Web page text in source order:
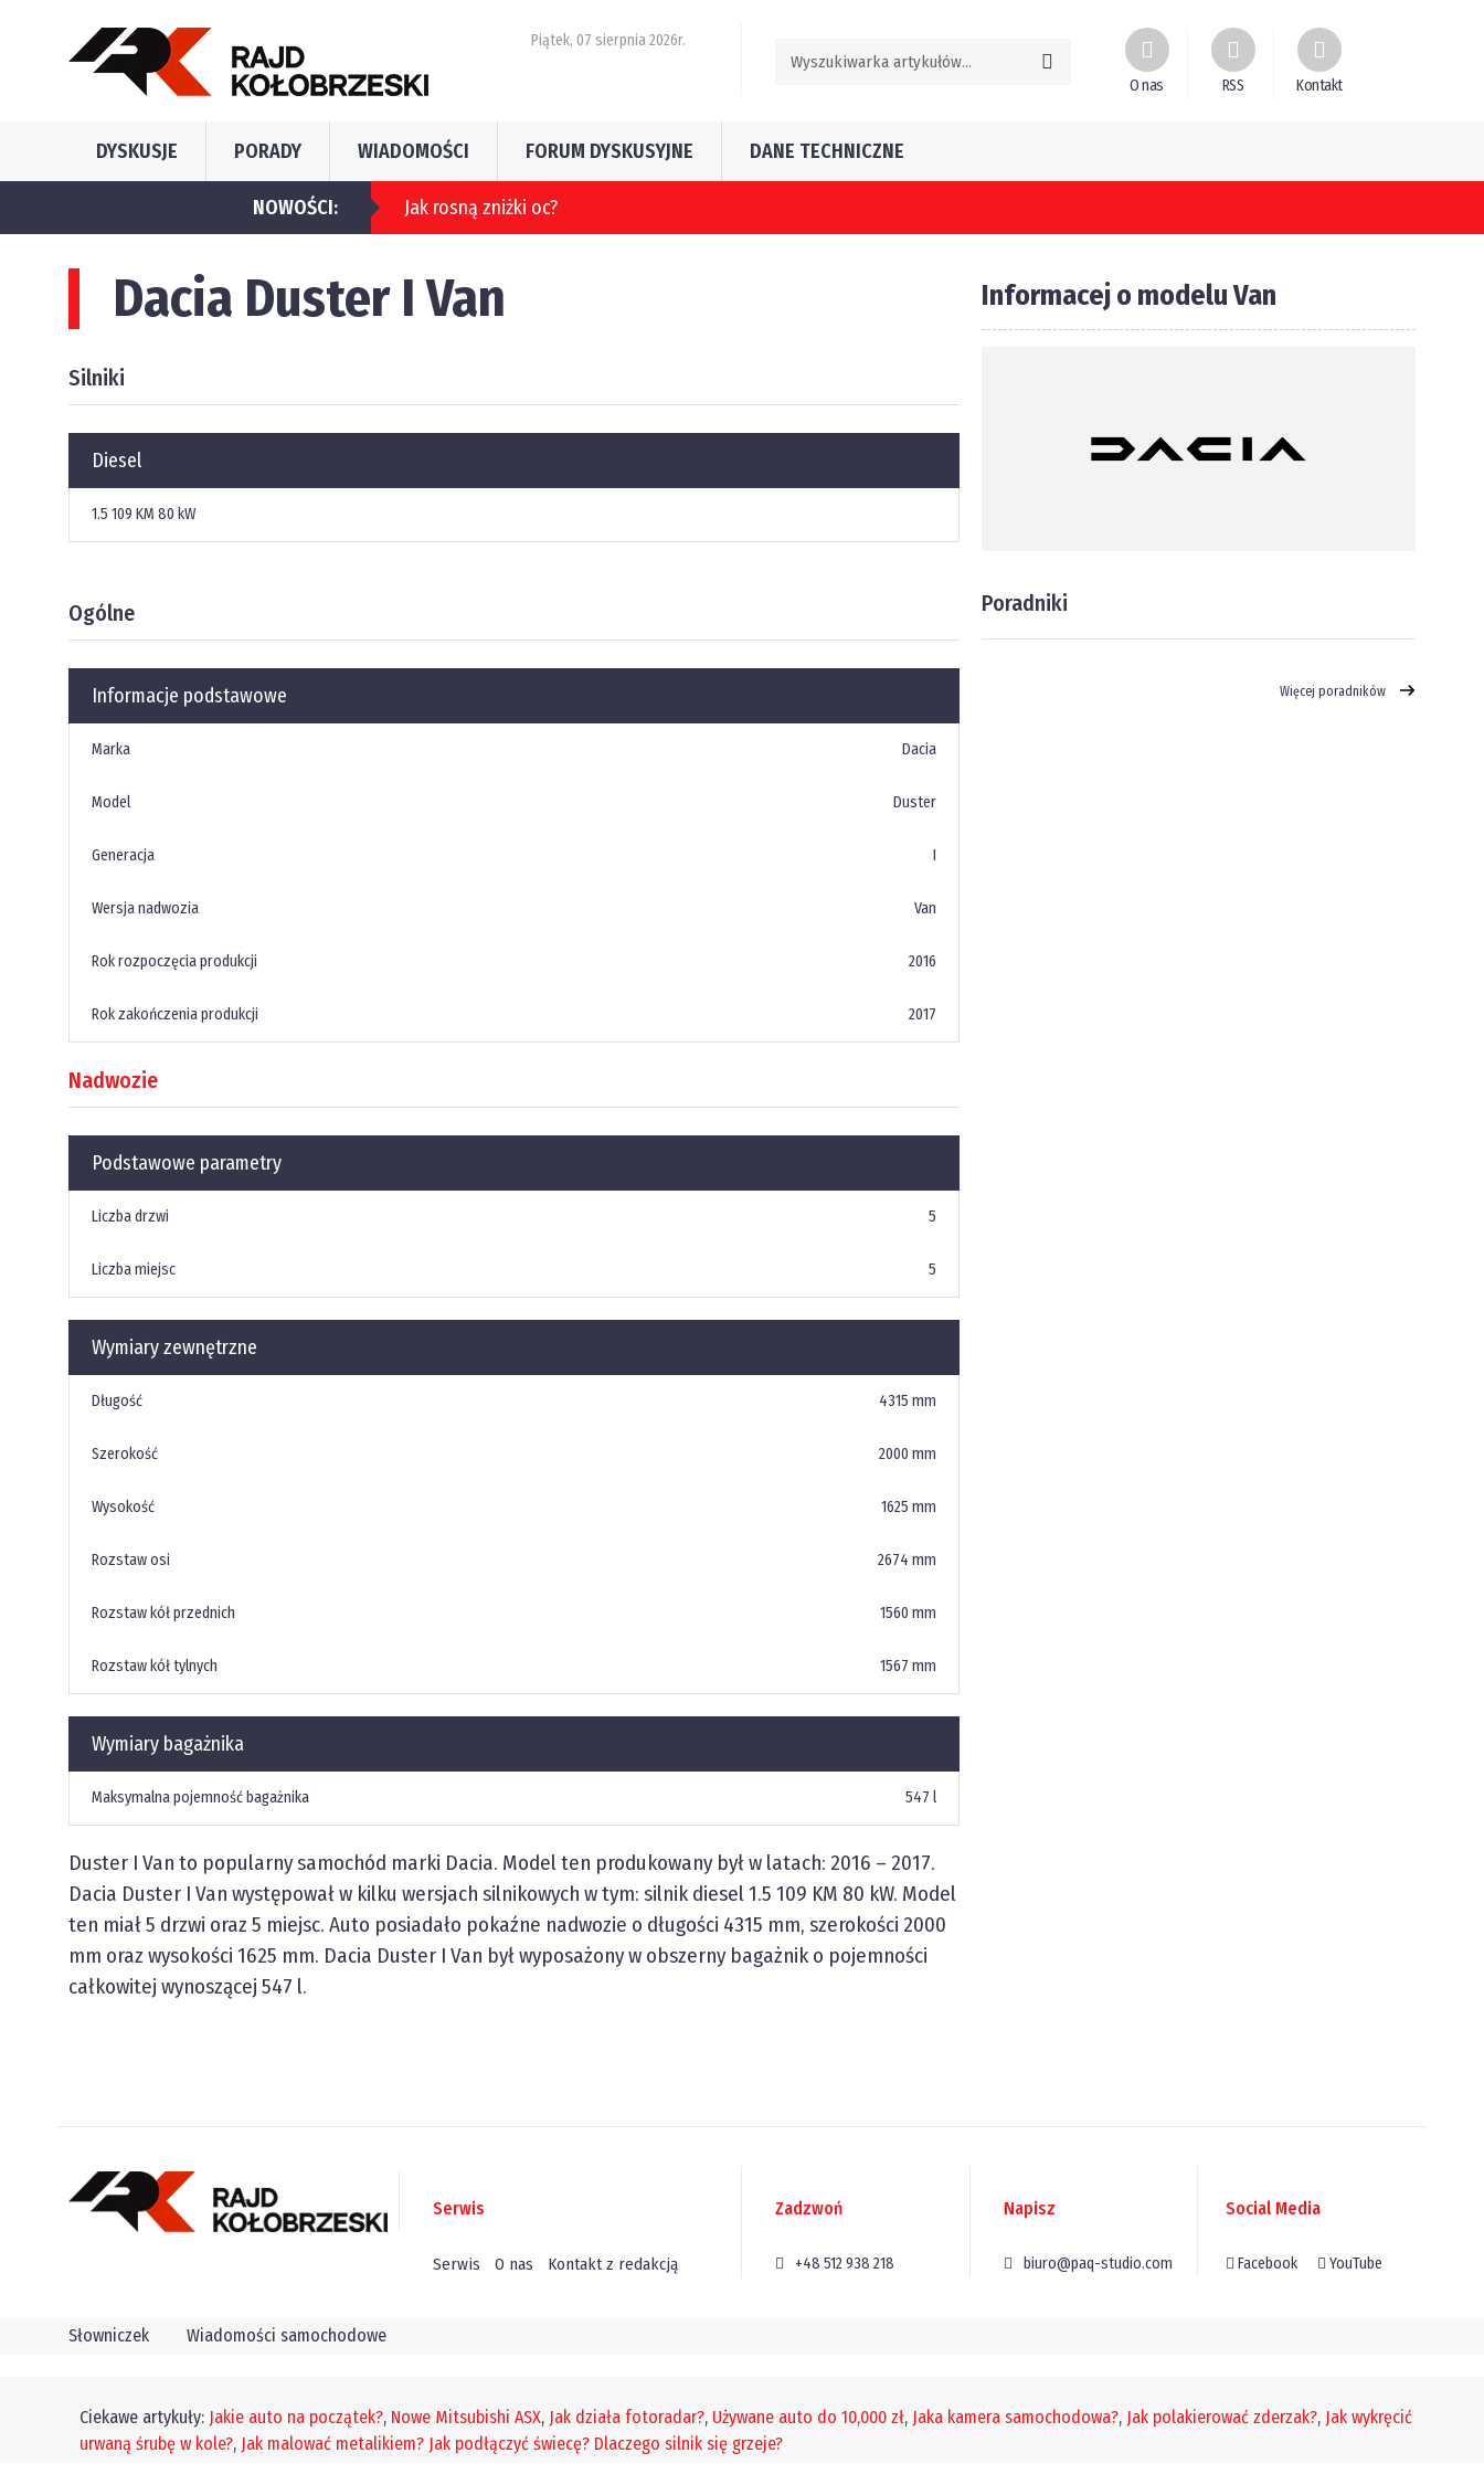
Piątek, 07 sierpnia 2026r.
O nas RSS Kontakt
DYSKUSJE PORADY WIADOMOŚCI FORUM DYSKUSYJNE DANE TECHNICZNE
NOWOŚCI:
Dacia Duster I Van
Silniki
Diesel
1.5 109 KM 80 kW
Ogólne
Informacje podstawowe
Marka Dacia
Model Duster
Generacja I
Wersja nadwozia Van
Rok rozpoczęcia produkcji 2016
Rok zakończenia produkcji 2017
Nadwozie
Podstawowe parametry
Liczba drzwi 5
Liczba miejsc 5
Wymiary zewnętrzne
Długość 4315 mm
Szerokość 2000 mm
Wysokość 1625 mm
Rozstaw osi 2674 mm
Rozstaw kół przednich 1560 mm
Rozstaw kół tylnych 1567 mm
Wymiary bagażnika
Maksymalna pojemność bagażnika 547 l
Duster I Van to popularny samochód marki Dacia. Model ten produkowany był w latach: 2016 – 2017.
Dacia Duster I Van występował w kilku wersjach silnikowych w tym: silnik diesel 1.5 109 KM 80 kW. Model
ten miał5 drzwi oraz 5 miejsc. Auto posiadało pokaźne nadwozie o długości 4315 mm, szerokości 2000
mm oraz wysokości 1625 mm. Dacia Duster I Van był wyposażony w obszerny bagażnik o pojemności
całkowitej wynoszącej 547 l.
Informacej o modelu Van
Poradniki
Więcej poradników
Serwis
Serwis O nas Kontakt z redakcją
Zadzwoń
+48 512 938 218
Napisz
biuro@paq-studio.com
Social Media
Facebook YouTube
Słowniczek Wiadomości samochodowe
Ciekawe artykuły: Jakie auto na początek?, Nowe Mitsubishi ASX, Jak działa fotoradar?, Używane auto do 10,000 zł, Jaka kamera samochodowa?, Jak polakierować zderzak?, Jak wykręcić
urwaną śrubę w kole?, Jak malować metalikiem? Jak podłączyć świecę? Dlaczego silnik się grzeje?